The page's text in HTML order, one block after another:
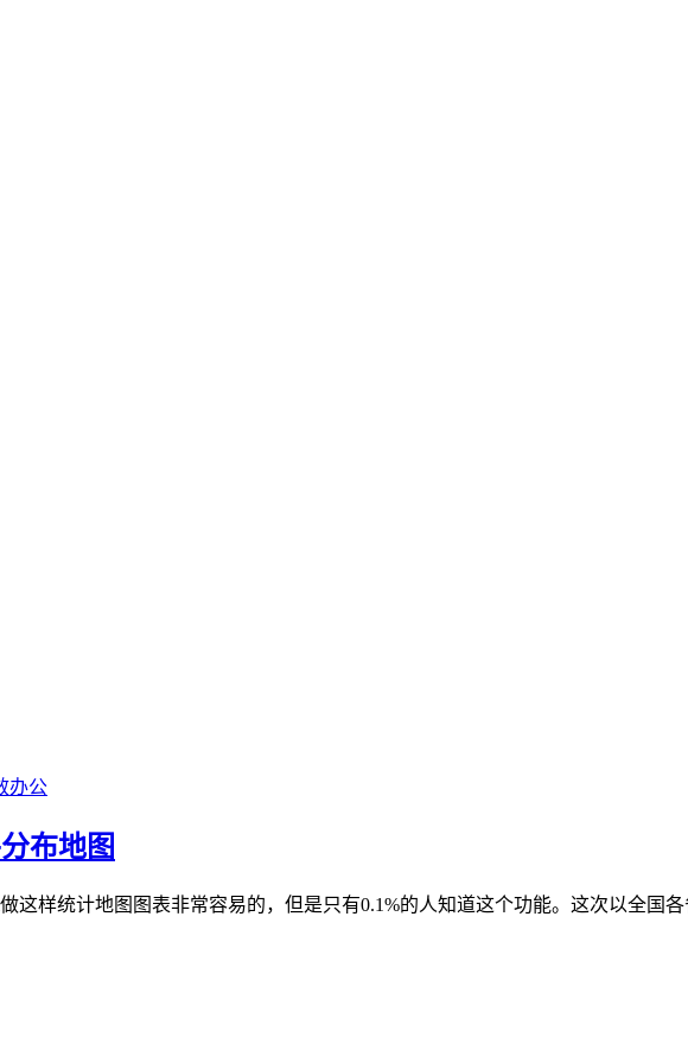
办公
布地图
这样统计地图图表非常容易的，但是只有0.1%的人知道这个功能。这次以全国